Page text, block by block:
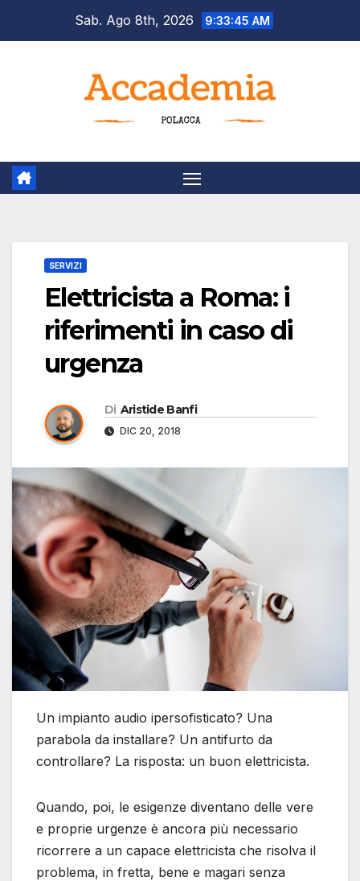
Sab. Ago 8th, 2026 9:33:46 AM
SERVIZI
Elettricista a Roma: i
riferimenti in caso di
urgenza
Di Aristide Banfi
DIC 20, 2018
Un impianto audio ipersofisticato? Una
parabola da installare? Un antifurto da
controllare? La risposta: un buon elettricista.
Quando, poi, le esigenze diventano delle vere
e proprie urgenze è ancora più necessario
ricorrere a un capace elettricista che risolva il
problema, in fretta, bene e magari senza